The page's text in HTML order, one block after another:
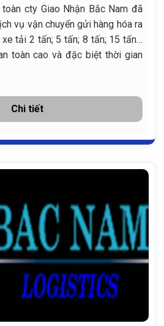
cty Giao Nhận Bắc Nam đã
vụ vận chuyển gửi hàng hóa ra
tải 2 tấn; 5 tấn; 8 tấn; 15 tấn…
toàn cao và đặc biệt thời gian
Chi tiết